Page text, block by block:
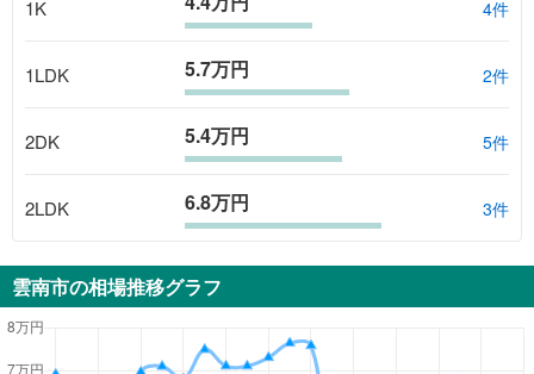
1K 4件
1LDK 5.7万円 2件
2DK 5.4万円 5件
2LDK 6.8万円 3件
雲南市の相場推移グラフ